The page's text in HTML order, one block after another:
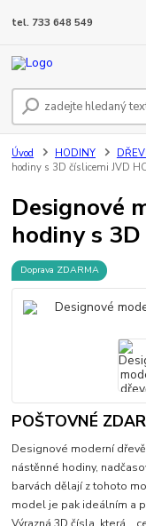
tel. 733 648 549
Úvod HODINY
hodiny s 3D číslicemi JVD
Designové
hodiny s
Doprava ZDARMA
POŠTOVNÉ
Designové moderní
nástěnné hodiny,
barvách dělají z tohoto
model je pak ideálním a
Výrazná 3D čísla, která...